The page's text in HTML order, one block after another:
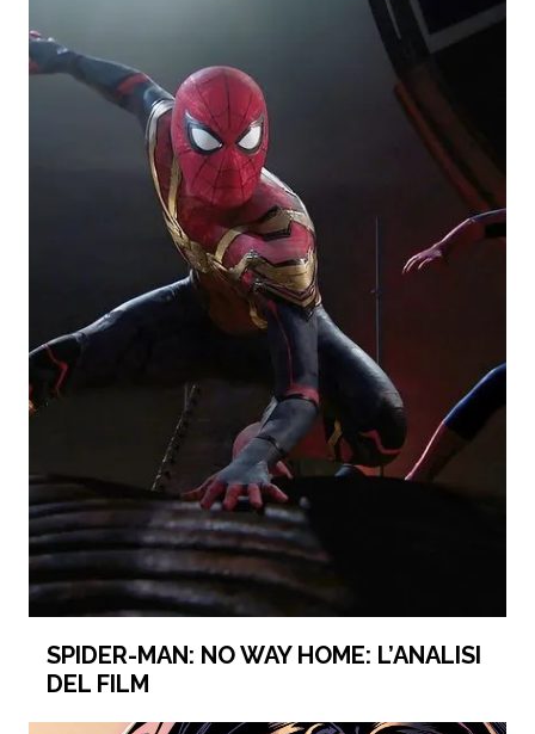
SPIDER-MAN: NO WAY HOME: L’ANALISI
DEL FILM